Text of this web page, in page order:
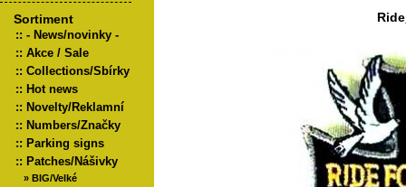
Sortiment
:: - News/novinky -
:: Akce / Sale
:: Collections/Sbírky
:: Hot news
:: Novelty/Reklamní
:: Numbers/Značky
:: Parking signs
:: Patches/Nášivky
» BIG/Velké